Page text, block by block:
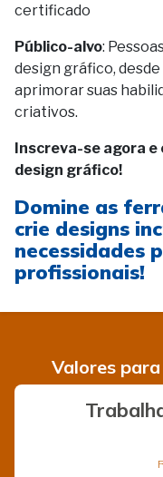
certificado
Público-alvo:
design gráfico,
aprimorar suas
criativos.
Inscreva-se agora e
design gráfico!
Domine as
crie designs
necessidades
profissionais!
Valores